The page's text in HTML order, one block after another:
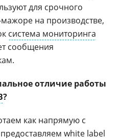
для срочного
на производстве,
система мониторинга
сообщения
отличие работы
?
как напрямую с
white label